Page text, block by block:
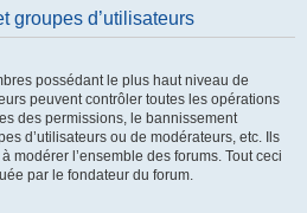
groupes d’utilisateurs
possédant le plus haut niveau de
peuvent contrôler toutes les opérations
des permissions, le bannissement
d’utilisateurs ou de modérateurs, etc. Ils
modérer l’ensemble des forums. Tout ceci
par le fondateur du forum.